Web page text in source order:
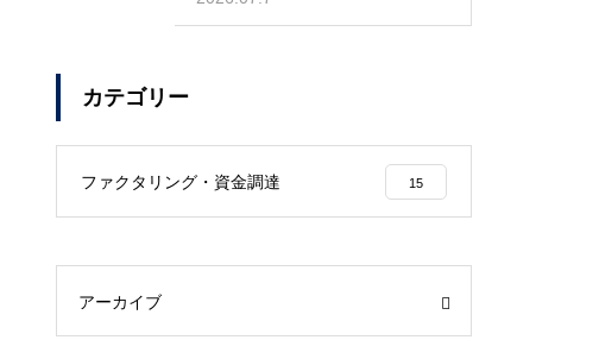
カテゴリー
ファクタリング・資金調達 15
アーカイブ